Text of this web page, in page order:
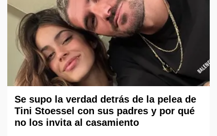
Se supo la verdad detrás de la pelea de
Tini Stoessel con sus padres y por qué
no los invita al casamiento